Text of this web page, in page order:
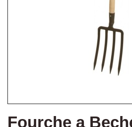
Fourche a